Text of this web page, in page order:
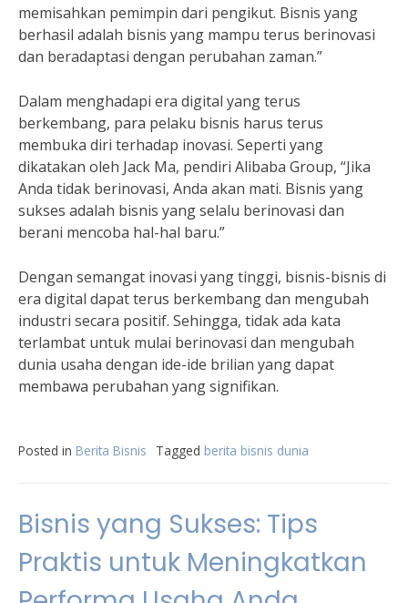
memisahkan pemimpin dari pengikut. Bisnis yang
berhasil adalah bisnis yang mampu terus berinovasi
dan beradaptasi dengan perubahan zaman.”
Dalam menghadapi era digital yang terus
berkembang, para pelaku bisnis harus terus
membuka diri terhadap inovasi. Seperti yang
dikatakan oleh Jack Ma, pendiri Alibaba Group, “Jika
Anda tidak berinovasi, Anda akan mati. Bisnis yang
sukses adalah bisnis yang selalu berinovasi dan
berani mencoba hal-hal baru.”
Dengan semangat inovasi yang tinggi, bisnis-bisnis di
era digital dapat terus berkembang dan mengubah
industri secara positif. Sehingga, tidak ada kata
terlambat untuk mulai berinovasi dan mengubah
dunia usaha dengan ide-ide brilian yang dapat
membawa perubahan yang signifikan.
Posted in Berita Bisnis Tagged berita bisnis dunia
Bisnis yang Sukses: Tips
Praktis untuk Meningkatkan